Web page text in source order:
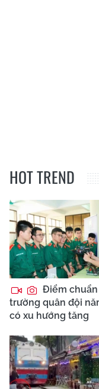
HOT TREND
Điểm
trường quân đội
có xu hướng tăng